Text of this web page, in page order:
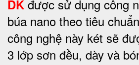
DK được sử dụng công
búa nano theo tiêu
công nghệ này két sẽ
3 lớp sơn đều, dày và